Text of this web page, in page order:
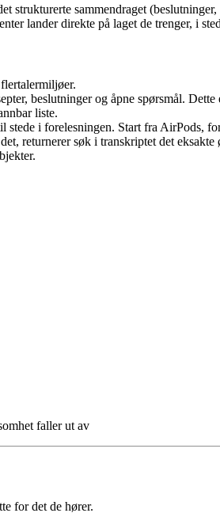
sammendraget
lander direkte på laget de trenger, i
beslutninger og åpne spørsmål.
liste.
i forelesningen. Start fra AirPods,
returnerer søk i transkriptet det eksakte
faller ut av
for det de hører.